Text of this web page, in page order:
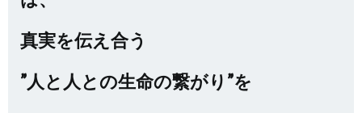
真実を伝え合う
”人と人との生命の繋がり”を